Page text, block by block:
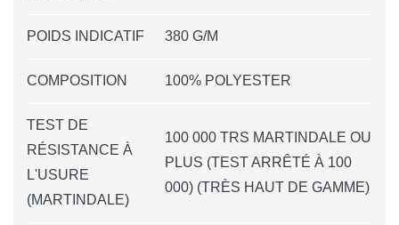
POIDS INDICATIF 380 G/M
COMPOSITION 100% POLYESTER
TEST DE
RÉSISTANCE À
L'USURE
(MARTINDALE)
100 000 TRS MARTINDALE OU
PLUS (TEST ARRÊTÉ À 100
000) (TRÈS HAUT DE GAMME)